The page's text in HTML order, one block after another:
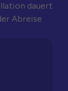
dauert
Abreise